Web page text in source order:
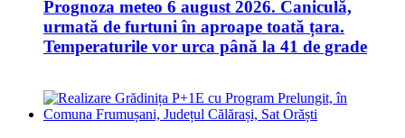
Prognoza meteo 6 august 2026. Caniculă,
urmată de furtuni în aproape toată țara.
Temperaturile vor urca până la 41 de grade